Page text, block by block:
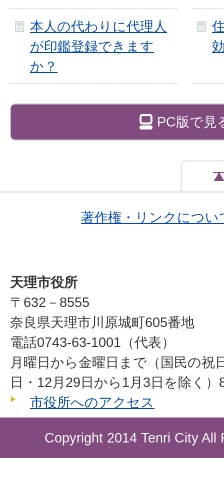
本人の代わりに代理人
が印鑑登録できます
か？
PC版で見
著作権・リンクについ
天理市役所
〒632－8555
奈良県天理市川原城町605番地
電話0743-63-1001（代表）
月曜日から金曜日まで（国民の祝
日・12月29日から1月3日を除く
市役所へのアクセス
Copyright 2014 Tenri City All